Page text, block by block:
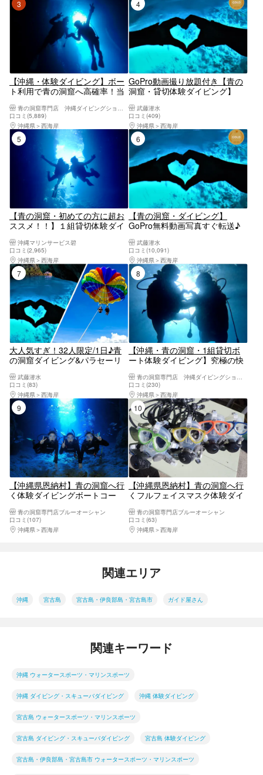
ライヤー完備！
【沖縄・体験ダイビング】ボー
ト利用で青の洞窟へ高確率！当
切初心者安心・GoPro撮影無料
｜恩納村／ダイソン・ReFaドラ
イヤー完備の快適施設｜手ぶら
でOK
口コミ(5,889)
沖縄県
西海岸
4位
GoPro動画撮り放題付き【青の
洞窟・貸切体験ダイビング】
ル・サンダルレンタル☆当日予
約・初心者大歓迎☆1グループ
ガイド貸切♪レビュー高評価多
数店♪
武藤潜水
口コミ(409)
沖縄県
西海岸
【青の洞窟・初めての方に超お
ススメ！！】１組貸切体験ダイ
フ在籍／無料！GOPRO写真撮
影！／手ぶらでOK／当日予約・
初心者、泳げない方大歓迎！☆
シャワー、ドライヤー完備
沖縄マリンサービス碧
口コミ(2,965)
沖縄県
西海岸
【青の洞窟・ダイビング】
GoPro無料動画写真すぐ転送♪
☆当日予約・初心者大歓迎☆1
グループガイド貸切♪レビュー
高評価多数店♪沖縄本島恩納村
貸切ビーチ体験ダイビング
武藤潜水
口コミ(10,091)
沖縄県
西海岸
7位
大人気すぎ！32人限定/1日♪青
の洞窟ダイビング&パラセーリ
♪GoPro無料写真動画すぐスマ
ホ♪無料タオル餌あげ♪当日予約
初心者大歓迎☆1グループガイ
ド貸切♪レビュー高評価多数
武藤潜水
口コミ(83)
沖縄県
西海岸
8位
【沖縄・青の洞窟・1組貸切ボ
ート体験ダイビング】究極の快
使用●青の洞窟高確率◯Insta360
＆GoPro13導入☆写真動画無
料！魚餌付無料・充実アメニテ
ィーが自慢
青の洞窟専門店 沖縄ダイビングショップ和
口コミ(230)
沖縄県
西海岸
9位
【沖縄県恩納村】青の洞窟へ行
く体験ダイビングボートコー
華7大特典付
青の洞窟専門店ブルーオーシャン
口コミ(107)
沖縄県
西海岸
10位
【沖縄県恩納村】青の洞窟へ行
くフルフェイスマスク体験ダイ
料レンタル付、豪華7大特典付
青の洞窟専門店ブルーオーシャン
口コミ(63)
沖縄県
西海岸
関連エリア
沖縄 宮古島 宮古島・伊良部島・宮古島市 ガイド屋さん
関連キーワード
沖縄 ウォータースポーツ・マリンスポーツ
沖縄 ダイビング・スキューバダイビング 沖縄 体験ダイビング
宮古島 ウォータースポーツ・マリンスポーツ
宮古島 ダイビング・スキューバダイビング 宮古島 体験ダイビング
宮古島・伊良部島・宮古島市 ウォータースポーツ・マリンスポーツ